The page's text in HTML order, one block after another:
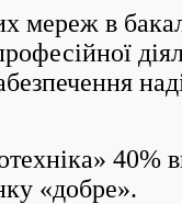
мереж в
40%
«добре».